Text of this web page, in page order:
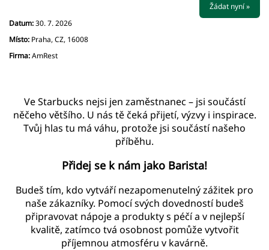
Žádat nyní »
Datum:30. 7. 2026
Místo: Praha, CZ, 16008
Firma:AmRest
Ve Starbucks nejsi jen zaměstnanec – jsi součástí
něčeho většího. U nás tě čeká přijetí, výzvy i inspirace.
Tvůj hlas tu má váhu, protože jsi součástí našeho
příběhu.
Přidej se k nám jako Barista!
Budeš tím, kdo vytváří nezapomenutelný zážitek pro
naše zákazníky. Pomocí svých dovedností budeš
připravovat nápoje a produkty s péčí a v nejlepší
kvalitě, zatímco tvá osobnost pomůže vytvořit
příjemnou atmosféru v kavárně.